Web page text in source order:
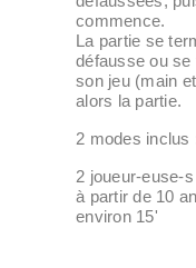
commence.
La partie se
défausse ou se
son jeu (main
alors la partie.
2 modes inclus
2 joueur-euse-s
à partir de 10
environ 15'